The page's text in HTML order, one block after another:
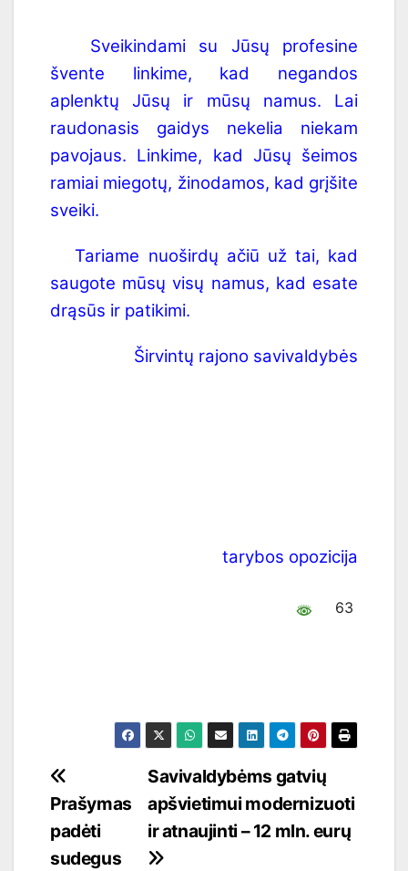
Sveikindami su Jūsų profesine
švente linkime, kad negandos
aplenktų Jūsų ir mūsų namus. Lai
raudonasis gaidys nekelia niekam
pavojaus. Linkime, kad Jūsų šeimos
ramiai miegotų, žinodamos, kad grįšite
sveiki.
Tariame nuoširdų ačiū už tai, kad
saugote mūsų visų namus, kad esate
drąsūs ir patikimi.
Širvintų rajono savivaldybės
tarybos opozicija
63
Navigacija
tarp
įrašų
Savivaldybėms gatvių
apšvietimui modernizuoti
ir atnaujinti – 12 mln. eurų
Prašymas
padėti
sudegus